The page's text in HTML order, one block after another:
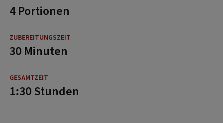
4 Portionen
30 Minuten
1:30 Stunden